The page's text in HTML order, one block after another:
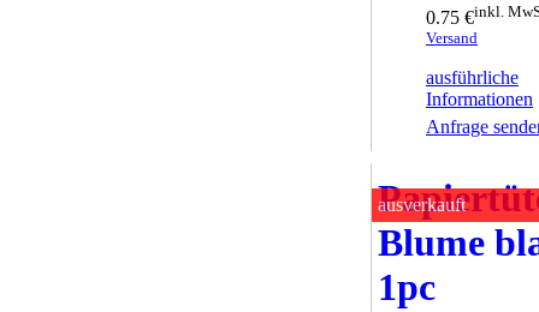
0.75 €inkl.
Versand
ausführliche
Informationen
Anfrage
ausverkauft
Blume
1pc